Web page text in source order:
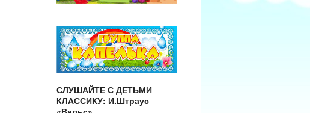
СЛУШАЙТЕ С ДЕТЬМИ
КЛАССИКУ: И.Штраус